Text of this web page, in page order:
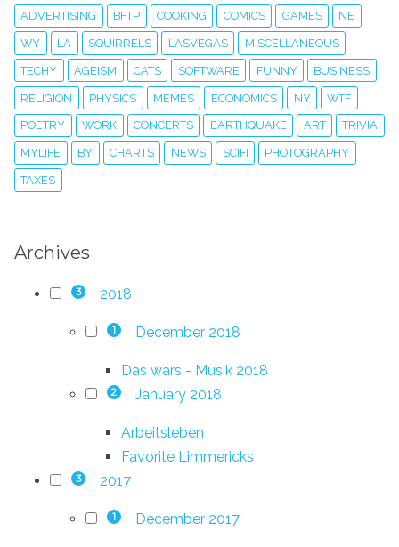
ADVERTISING BFTP COOKING COMICS GAMES NE
WY LA SQUIRRELS LASVEGAS MISCELLANEOUS
TECHY AGEISM CATS SOFTWARE FUNNY BUSINESS
RELIGION PHYSICS MEMES ECONOMICS NY WTF
POETRY WORK CONCERTS EARTHQUAKE ART TRIVIA
MYLIFE BY CHARTS NEWS SCIFI PHOTOGRAPHY
TAXES
Archives
3 2018
1 December 2018
Das wars - Musik 2018
2 January 2018
Arbeitsleben
Favorite Limmericks
3 2017
1 December 2017